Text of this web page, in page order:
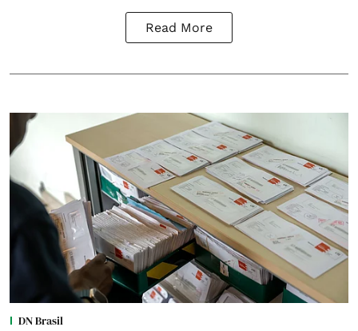
Read More
DN Brasil